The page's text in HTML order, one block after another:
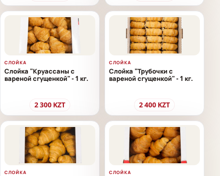
СЛОЙКА
Слойка "Круассаны с
вареной сгущенкой" - 1 кг.
2 300 KZT
СЛОЙКА
Слойка "Трубочки с
вареной сгущенкой" - 1 кг.
2 400 KZT
СЛОЙКА СЛОЙКА